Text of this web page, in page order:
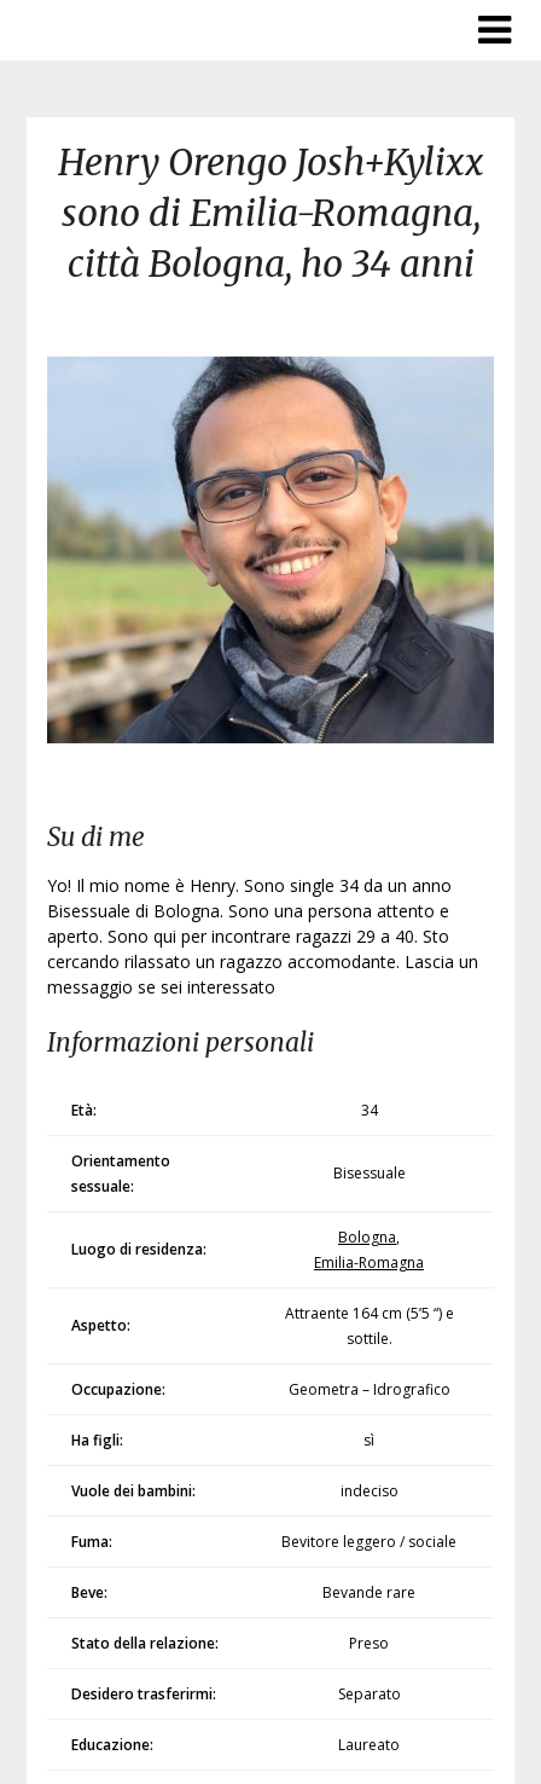
Henry Orengo Josh+Kylixx
sono di Emilia-Romagna,
città Bologna, ho 34 anni
Su di me
Yo! Il mio nome è Henry. Sono single 34 da un anno
Bisessuale di Bologna. Sono una persona attento e
aperto. Sono qui per incontrare ragazzi 29 a 40. Sto
cercando rilassato un ragazzo accomodante. Lascia un
messaggio se sei interessato
Informazioni personali
Età: 34
Orientamento
sessuale:
Bisessuale
Luogo di residenza:
Bologna,
Emilia-Romagna
Aspetto:
Attraente 164 cm (5’5 “) e
sottile.
Occupazione: Geometra – Idrografico
Ha figli: sì
Vuole dei bambini: indeciso
Fuma: Bevitore leggero / sociale
Beve: Bevande rare
Stato della relazione: Preso
Desidero trasferirmi: Separato
Educazione: Laureato